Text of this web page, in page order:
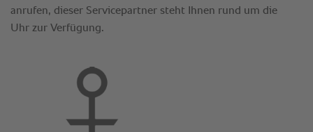
anrufen, dieser Servicepartner steht Ihnen rund um die
Uhr zur Verfügung.